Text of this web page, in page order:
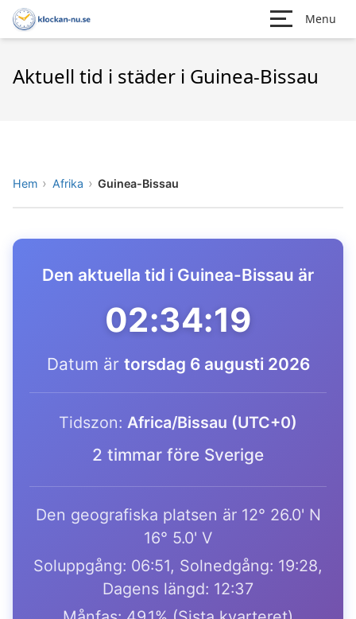
Menu
Aktuell tid i städer i Guinea-Bissau
Hem Afrika Guinea-Bissau
Den aktuella tid i Guinea-Bissau är
02:34:19
Datum är torsdag 6 augusti 2026
Tidszon: Africa/Bissau (UTC+0)
2 timmar före Sverige
Den geografiska platsen är 12° 26.0' N
16° 5.0' V
Soluppgång: 06:51, Solnedgång: 19:28,
Dagens längd: 12:37